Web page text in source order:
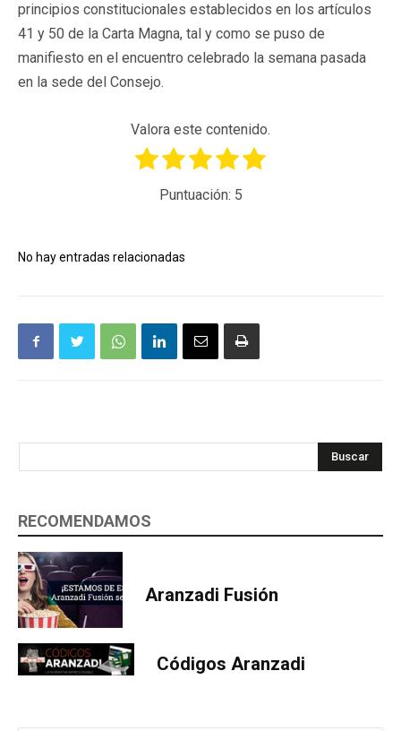
principios constitucionales establecidos en los artículos
41 y 50 de la Carta Magna, tal y como se puso de
manifiesto en el encuentro celebrado la semana pasada
en la sede del Consejo.
Valora este contenido.
Puntuación: 5
No hay entradas relacionadas
Buscar
RECOMENDAMOS
Aranzadi Fusión
Códigos Aranzadi